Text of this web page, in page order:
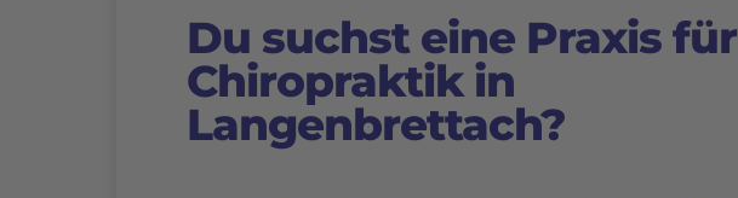
Du suchst eine Praxis für
Chiropraktikin
Langenbrettach?